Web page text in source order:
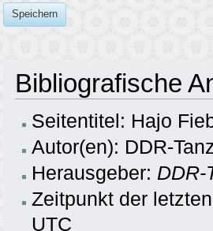
Speichern
Bibliografische
Seitentitel: Hajo
Autor(en): DDR-
Herausgeber:
Zeitpunkt der
UTC